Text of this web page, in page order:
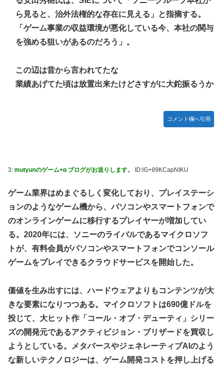
ら見ると、治外法権的な存在に見える」と指摘する。
「ゲーム事業の収益環境が悪化している今、本社の関与
を強める狙いがあるのだろう」。
この辺は昔から言われてたな
業績あげてた頃は放置出来たけどさすがに大鉈振るうか
コメント欄へ引用
3: mutyunのゲーム+α ブログがお送りします。 ID:lG+89KCapNIKU
ゲーム業界はめまぐるしく変化しており、プレイステーシ
ョンのようなゲーム機から、パソコンやスマートフォンで
のオンラインゲームに移行するプレイヤーが増加してい
る。2020年には、ソニーのライバルであるマイクロソフ
トが、有料会員がパソコンやスマートフォンでコンソール
ゲームをプレイできるクラウドサービスを開始した。
価値を生み出すには、ハードウェアよりもコンテンツが大
きな要素になりつつある。マイクロソフトは690億ドルを
投じて、大ヒット作「コール・オブ・デューティ」シリー
ズの開発元であるアクティビジョン・ブリザードを買収し
ようとしている。メタバースやジェネレーティブAIのよう
な新しいテクノロジーは、ゲーム開発コストを押し上げる